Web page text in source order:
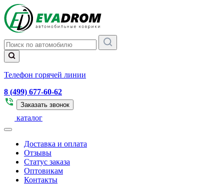
Телефон горячей линии
8 (499) 677-60-62
Заказать звонок
каталог
Доставка и оплата
Отзывы
Статус заказа
Оптовикам
Контакты